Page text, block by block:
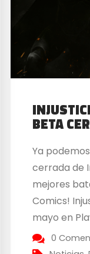
BETA
Ya
cerrada de
mejores
Comics!
mayo en
recibirá la
0